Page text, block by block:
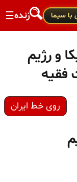
با سیما زنده☰
و رژیم
فقیه
روی خط ایران